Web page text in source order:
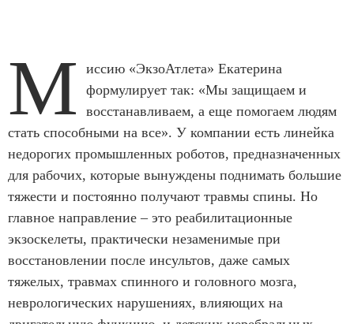
М
иссию «ЭкзоАтлета» Екатерина
формулирует так: «Мы защищаем и
восстанавливаем, а еще помогаем людям
стать способными на все». У компании есть линейка
недорогих промышленных роботов, предназначенных
для рабочих, которые вынуждены поднимать большие
тяжести и постоянно получают травмы спины. Но
главное направление – это реабилитационные
экзоскелеты, практически незаменимые при
восстановлении после инсультов, даже самых
тяжелых, травмах спинного и головного мозга,
неврологических нарушениях, влияющих на